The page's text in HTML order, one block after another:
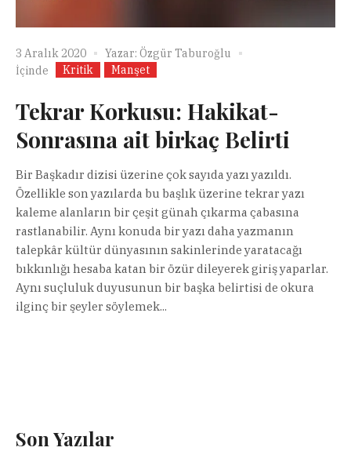
3 Aralık 2020 Yazar: Özgür Taburoğlu
İçinde
Kritik Manşet
Tekrar Korkusu: Hakikat-
Sonrasına ait birkaç Belirti
Bir Başkadır dizisi üzerine çok sayıda yazı yazıldı.
Özellikle son yazılarda bu başlık üzerine tekrar yazı
kaleme alanların bir çeşit günah çıkarma çabasına
rastlanabilir. Aynı konuda bir yazı daha yazmanın
talepkâr kültür dünyasının sakinlerinde yaratacağı
bıkkınlığı hesaba katan bir özür dileyerek giriş yaparlar.
Aynı suçluluk duyusunun bir başka belirtisi de okura
ilginç bir şeyler söylemek...
Son Yazılar